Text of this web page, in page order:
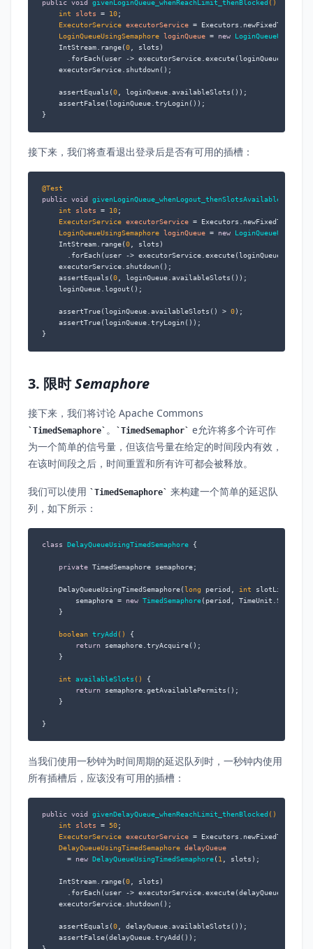
public void givenLoginQueue_whenReachLimit_thenBlocked ()
int
slots = 10;
ExecutorService executorService =
LoginQueueUsingSemaphore
loginQueue = new
    IntStream.range(
0, slots)
.forEach(user ->
    executorService.shutdown();
    assertEquals(
0, loginQueue.availableSlots());
    assertFalse(loginQueue.tryLogin());
}
接下来，我们将查看退出登录后是否有可用的插槽：
@Test
public void givenLoginQueue_whenLogout_thenSlotsAvailable
int
slots = 10;
ExecutorService executorService =
LoginQueueUsingSemaphore
loginQueue = new
    IntStream.range(
0, slots)
.forEach(user ->
    executorService.shutdown();
    assertEquals(
0, loginQueue.availableSlots());
    loginQueue.logout();
    assertTrue(loginQueue.availableSlots() >
0);
    assertTrue(loginQueue.tryLogin());
}
3. 限时Semaphore
接下来，我们将讨论 Apache Commons
TimedSemaphore 。 TimedSemaphor
e允许将多个许可作
为一个简单的信号量，但该信号量在给定的时间段内有效，
在该时间段之后，时间重置和所有许可都会被释放。
我们可以使用 TimedSemaphore
来构建一个简单的延迟队
列，如下所示：
class DelayQueueUsingTimedSemaphore {
private TimedSemaphore semaphore;
    DelayQueueUsingTimedSemaphore(
long period, int slotLimit) {
        semaphore =
new TimedSemaphore(period,
    }
boolean tryAdd ()
{
return semaphore.tryAcquire();
    }
int availableSlots ()
{
return semaphore.getAvailablePermits();
    }
}
当我们使用一秒钟为时间周期的延迟队列时，一秒钟内使用
所有插槽后，应该没有可用的插槽：
public void givenDelayQueue_whenReachLimit_thenBlocked ()
int
slots = 50;
ExecutorService executorService =
DelayQueueUsingTimedSemaphore delayQueue
=
new DelayQueueUsingTimedSemaphore( 1 , slots);
    IntStream.range(
0, slots)
.forEach(user ->
    executorService.shutdown();
    assertEquals(
0, delayQueue.availableSlots());
    assertFalse(delayQueue.tryAdd());